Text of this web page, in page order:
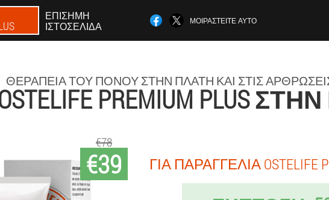
ΕΠΊΣΗΜΗ
ΙΣΤΟΣΕΛΊΔΑ
ΜΟΙΡΑΣΤΕΊΤΕ ΑΥΤΌ
ΘΕΡΑΠΕΊΑ ΤΟΥ ΠΌΝΟΥ ΣΤΗΝ ΠΛΆΤΗ ΚΑΙ ΣΤΙΣ
PREMIUM PLUS
€39
€78
ΓΙΑ ΠΑΡΑΓΓΕΛΊΑ OSTELIFE